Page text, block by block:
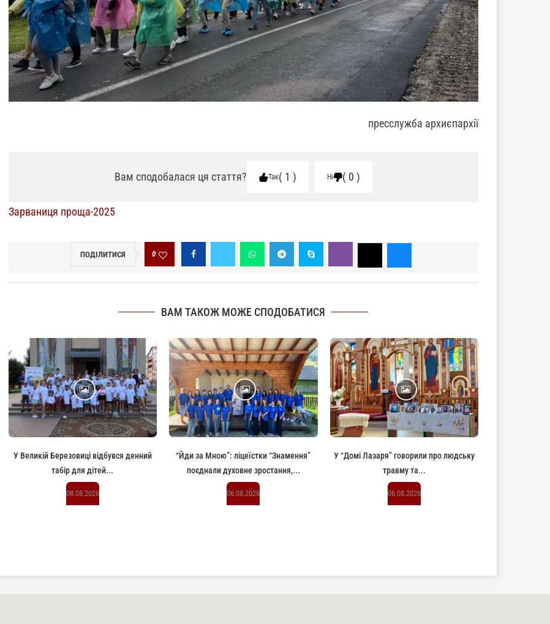
пресслужба архиєпархії
Вам сподобалася ця стаття? Так 1 Ні 0
Зарваниця проща-2025
ПОДІЛИТИСЯ 0
ВАМ ТАКОЖ МОЖЕ СПОДОБАТИСЯ
У Великій Березовиці відбувся денний
табір для дітей...
08.08.2026
“Йди за Мною”: ліцеїстки “Знамення”
поєднали духовне зростання,...
06.08.2026
У “Домі Лазаря” говорили про людську
травму та...
06.08.2026